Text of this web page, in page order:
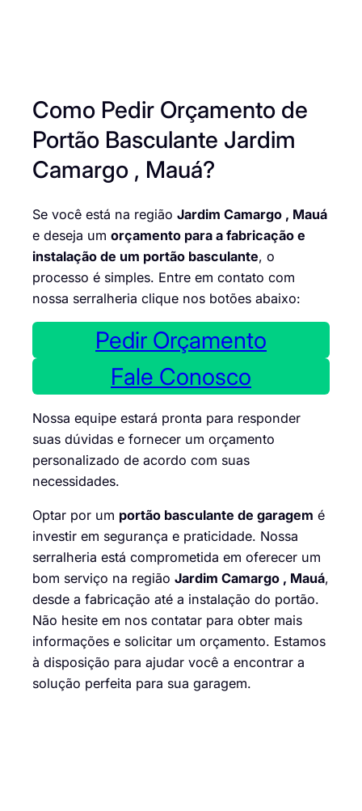
Como Pedir Orçamento de
Portão Basculante Jardim
Camargo , Mauá?
Se você está na região Jardim Camargo , Mauá
e deseja um orçamento para a fabricação e
instalação de um portão basculante, o
processo é simples. Entre em contato com
nossa serralheria clique nos botões abaixo:
Pedir Orçamento
Fale Conosco
Nossa equipe estará pronta para responder
suas dúvidas e fornecer um orçamento
personalizado de acordo com suas
necessidades.
Optar por um portão basculante de garagem é
investir em segurança e praticidade. Nossa
serralheria está comprometida em oferecer um
bom serviço na região Jardim Camargo , Mauá,
desde a fabricação até a instalação do portão.
Não hesite em nos contatar para obter mais
informações e solicitar um orçamento. Estamos
à disposição para ajudar você a encontrar a
solução perfeita para sua garagem.